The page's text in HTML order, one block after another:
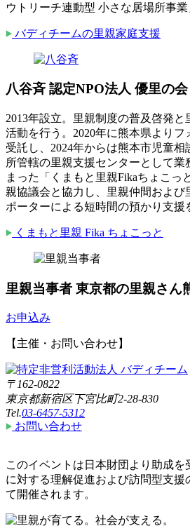
ウトリーチ連動型 小さな居場所事業
バディチームの里親家庭支援
八谷斉 認定NPO法人 優里の
2013年設立。里親制度の普及啓発
活動を行う。2020年に熊本県より
受託し、2024年からは熊本市児童
所管轄の里親支援センターとして業
まった「くまもと里親Fikaちょこっ
親協議会と協力し、里親仲間および
ポーターによる短時間の預かり支援
くまもと里親 Fika ちょこっと
里親当事者 東京都の里親さん
お申込み
【主催・お問い合わせ】
〒162-0822
東京都新宿区下宮比町2-28-830
Tel.03-6457-5312
お問い合わせ
このイベントは日本財団より助成を
に対する理解促進および訪問型支援
て開催されます。